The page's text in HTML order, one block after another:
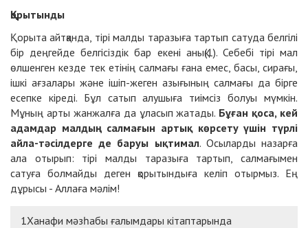
Қорытынды
Қорыта айтқанда, тірі малды таразыға тартып сатуда белгілі
бір деңгейде белгісіздік бар екені анық(1). Себебі тірі мал
өлшенген кезде тек етінің салмағы ғана емес, басы, сирағы,
ішкі ағзалары және ішіп-жеген азығының салмағы да бірге
есепке кіреді. Бұл сатып алушыға тиімсіз болуы мүмкін.
Мұның арты жанжалға да ұласып жатады. Бұған қоса, кей
адамдар малдың салмағын артық көрсету үшін түрлі
айла-тәсілдерге де баруы ықтимал. Осыларды назарға
ала отырып: тірі малды таразыға тартып, салмағымен
сатуға болмайды деген қорытындыға келіп отырмыз. Ең
дұрысы - Аллаға мәлім!
1Ханафи мәзһабы ғалымдары кітаптарында